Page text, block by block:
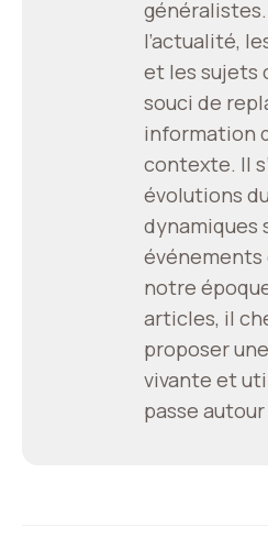
l’actualité,
et les sujets
souci de
information
contexte. Il
évolutions
dynamiques
notre
articles, il
proposer
vivante et
passe